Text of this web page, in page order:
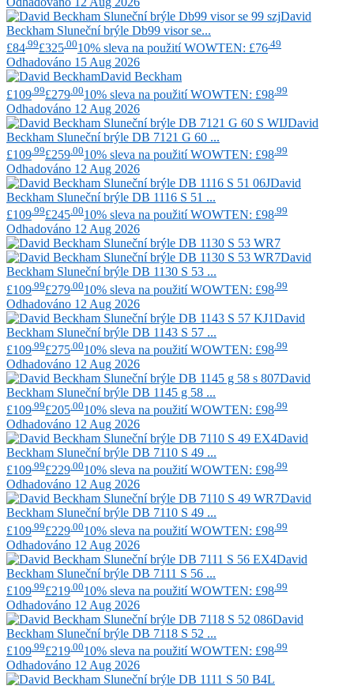
David
Beckham Sluneční brýle Db99 visor se...
£84 .99£325 .0010% sleva na použití WOWTEN: £76 .49
Odhadováno 15 Aug 2026
David Beckham
£109 .99£279 .0010% sleva na použití WOWTEN: £98 .99
Odhadováno 12 Aug 2026
David
Beckham Sluneční brýle DB 7121 G 60 ...
£109 .99£259 .0010% sleva na použití WOWTEN: £98 .99
Odhadováno 12 Aug 2026
David
Beckham Sluneční brýle DB 1116 S 51 ...
£109 .99£245 .0010% sleva na použití WOWTEN: £98 .99
Odhadováno 12 Aug 2026
David
Beckham Sluneční brýle DB 1130 S 53 ...
£109 .99£279 .0010% sleva na použití WOWTEN: £98 .99
Odhadováno 12 Aug 2026
David
Beckham Sluneční brýle DB 1143 S 57 ...
£109 .99£275 .0010% sleva na použití WOWTEN: £98 .99
Odhadováno 12 Aug 2026
David
Beckham Sluneční brýle DB 1145 g 58 ...
£109 .99£205 .0010% sleva na použití WOWTEN: £98 .99
Odhadováno 12 Aug 2026
David
Beckham Sluneční brýle DB 7110 S 49 ...
£109.99£229.0010% sleva na použití WOWTEN: £98.99
Odhadováno 12 Aug 2026
David
Beckham Sluneční brýle DB 7110 S 49 ...
£109 .99£229 .0010% sleva na použití WOWTEN: £98 .99
Odhadováno 12 Aug 2026
David
Beckham Sluneční brýle DB 7111 S 56 ...
£109 .99£219 .0010% sleva na použití WOWTEN: £98 .99
Odhadováno 12 Aug 2026
David
Beckham Sluneční brýle DB 7118 S 52 ...
£109.99£219.0010% sleva na použití WOWTEN: £98.99
Odhadováno 12 Aug 2026